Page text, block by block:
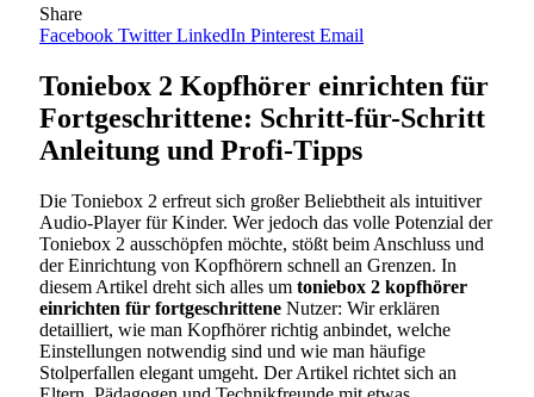
Share
Facebook Twitter LinkedIn Pinterest Email
Toniebox 2 Kopfhörer einrichten für
Fortgeschrittene: Schritt-für-Schritt
Anleitung und Profi-Tipps
Die Toniebox 2 erfreut sich großer Beliebtheit als intuitiver
Audio-Player für Kinder. Wer jedoch das volle Potenzial der
Toniebox 2 ausschöpfen möchte, stößt beim Anschluss und
der Einrichtung von Kopfhörern schnell an Grenzen. In
diesem Artikel dreht sich alles um toniebox 2 kopfhörer
einrichten für fortgeschrittene Nutzer: Wir erklären
detailliert, wie man Kopfhörer richtig anbindet, welche
Einstellungen notwendig sind und wie man häufige
Stolperfallen elegant umgeht. Der Artikel richtet sich an